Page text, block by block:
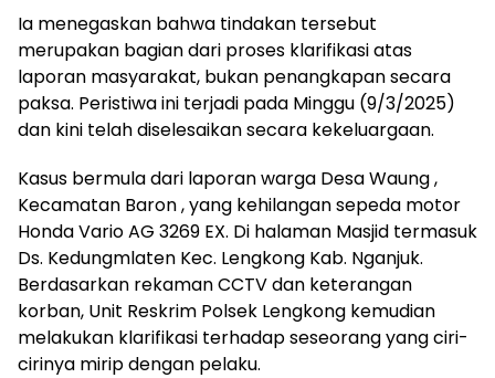
Ia menegaskan bahwa tindakan tersebut
merupakan bagian dari proses klarifikasi atas
laporan masyarakat, bukan penangkapan secara
paksa. Peristiwa ini terjadi pada Minggu (9/3/2025)
dan kini telah diselesaikan secara kekeluargaan.
Kasus bermula dari laporan warga Desa Waung ,
Kecamatan Baron , yang kehilangan sepeda motor
Honda Vario AG 3269 EX. Di halaman Masjid termasuk
Ds. Kedungmlaten Kec. Lengkong Kab. Nganjuk.
Berdasarkan rekaman CCTV dan keterangan
korban, Unit Reskrim Polsek Lengkong kemudian
melakukan klarifikasi terhadap seseorang yang ciri-
cirinya mirip dengan pelaku.